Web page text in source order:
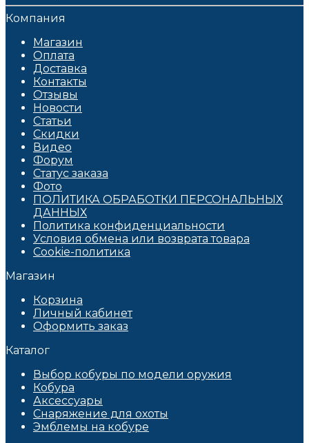
Компания
Магазин
Оплата
Доставка
Контакты
Отзывы
Новости
Статьи
Скидки
Видео
Форум
Статус заказа
Фото
ПОЛИТИКА ОБРАБОТКИ ПЕРСОНАЛЬНЫХ
ДАННЫХ​
Политика конфиденциальности
Условия обмена или возврата товара
Cookie-политика
Магазин
Корзина
Личный кабинет
Оформить заказ
Каталог
Выбор кобуры по модели оружия
Кобура
Аксессуары
Снаряжение для охоты
Эмблемы на кобуре